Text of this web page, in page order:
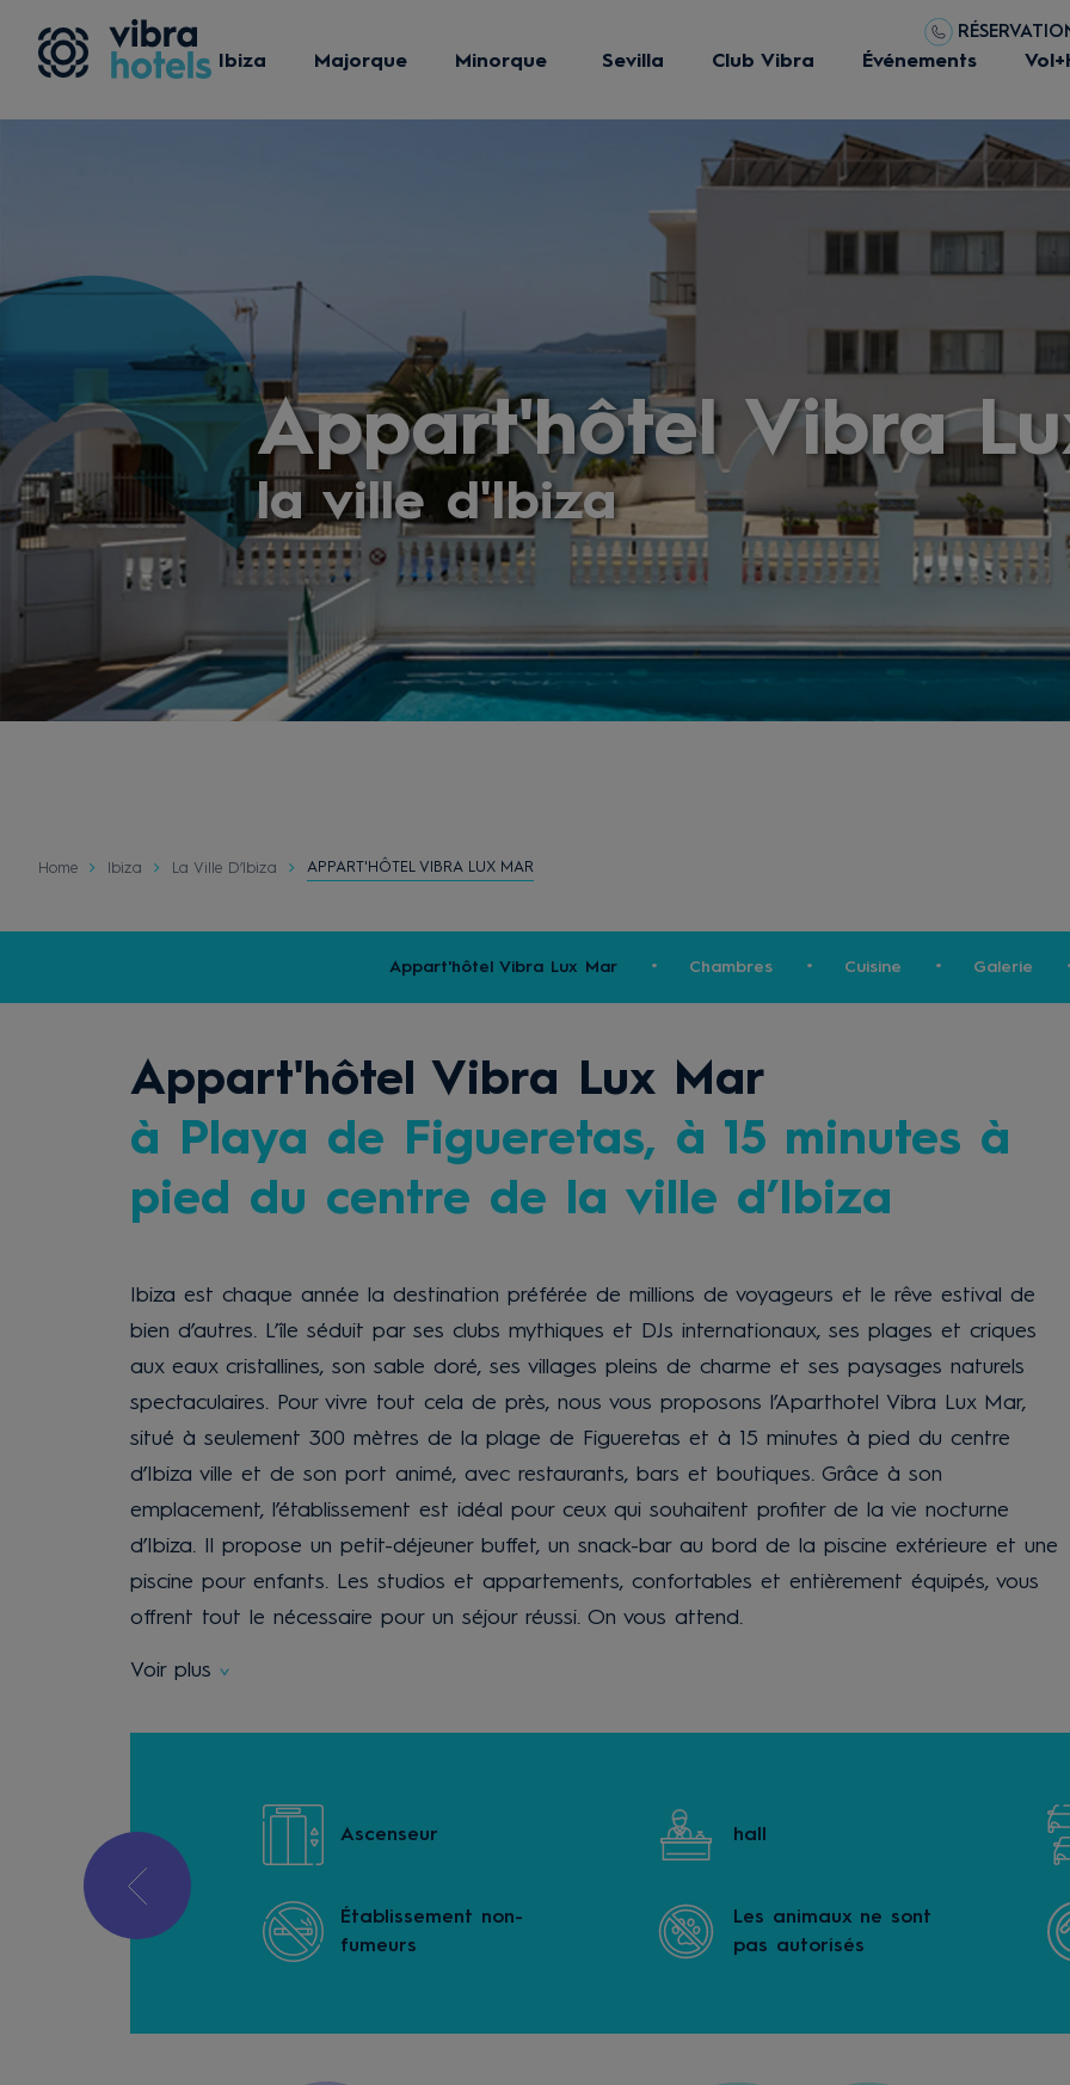
Ibiza Majorque Minorque Sevilla Club Vibra Événements
Appart'hôtel Vibra
la ville d'Ibiza
Home Ibiza La Ville D’Ibiza APPART'HÔTEL VIBRA LUX MAR
Appart'hôtel Vibra Lux Mar Chambres Cuisine Galerie
Appart'hôtel Vibra Lux Mar
à Playa de Figueretas, à 15 minutes à
pied du centre de la ville d’Ibiza
Ibiza est chaque année la destination préférée de millions de voyageurs et le rêve estival de
bien d’autres. L’île séduit par ses clubs mythiques et DJs internationaux, ses plages et criques
aux eaux cristallines, son sable doré, ses villages pleins de charme et ses paysages naturels
spectaculaires. Pour vivre tout cela de près, nous vous proposons l’Aparthotel Vibra Lux Mar,
situé à seulement 300 mètres de la plage de Figueretas et à 15 minutes à pied du centre
d’Ibiza ville et de son port animé, avec restaurants, bars et boutiques. Grâce à son
emplacement, l’établissement est idéal pour ceux qui souhaitent profiter de la vie nocturne
d’Ibiza. Il propose un petit-déjeuner buffet, un snack-bar au bord de la piscine extérieure et une
piscine pour enfants. Les studios et appartements, confortables et entièrement équipés, vous
offrent tout le nécessaire pour un séjour réussi. On vous attend.
Voir plus
Ascenseur
Établissement non-
fumeurs
hall
Les animaux ne sont
pas autorisés